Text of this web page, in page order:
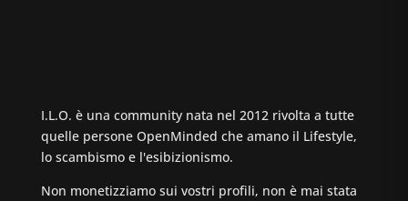
I.L.O. è una community nata nel 2012 rivolta a tutte
quelle persone OpenMinded che amano il Lifestyle,
lo scambismo e l'esibizionismo.
Non monetizziamo sui vostri profili, non è mai stata